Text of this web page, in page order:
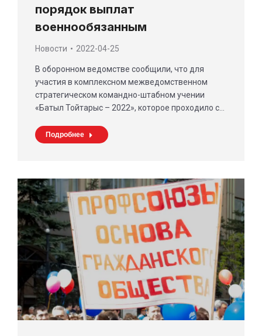
порядок выплат
военнообязанным
Новости 2022-04-25
В оборонном ведомстве сообщили, что для
участия в комплексном межведомственном
стратегическом командно-штабном учении
«Батыл Тойтарыс – 2022», которое проходило с…
Подробнее